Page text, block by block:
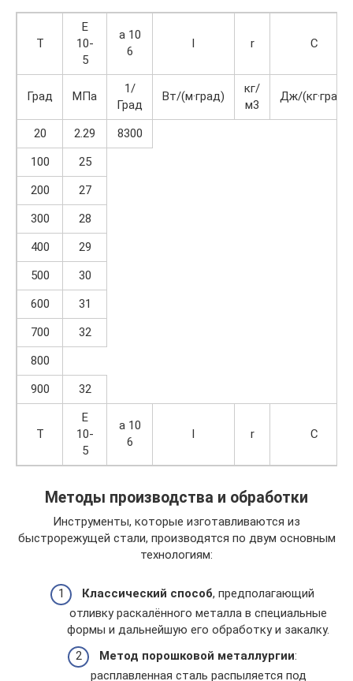
T
E
10-
5
a 10
6
l r C
Град МПа
1/
Град
Вт/(м·град)
кг/
м3
Дж/(кг·град)
20 2.29
8300
100
25
200
27
300
28
400
29
500
30
600
31
700
32
800
900
32
T
E
10-
5
a 10
6
l r C
Методы производства и обработки
Инструменты, которые изготавливаются из
быстрорежущей стали, производятся по двум основным
технологиям:
Классический способ, предполагающий
отливку раскалённого металла в специальные
формы и дальнейшую его обработку и закалку.
Метод порошковой металлургии:
расплавленная сталь распыляется под